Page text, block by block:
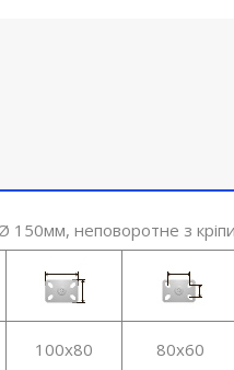
неповоротне з
100x80 80x60